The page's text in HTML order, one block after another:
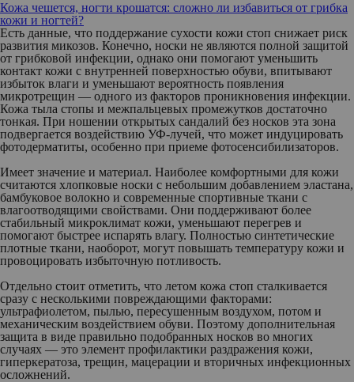
Кожа чешется, ногти крошатся: сложно ли избавиться от грибка
кожи и ногтей?
Есть данные, что поддержание сухости кожи стоп снижает риск
развития микозов. Конечно, носки не являются полной защитой
от грибковой инфекции, однако они помогают уменьшить
контакт кожи с внутренней поверхностью обуви, впитывают
избыток влаги и уменьшают вероятность появления
микротрещин — одного из факторов проникновения инфекции.
Кожа тыла стопы и межпальцевых промежутков достаточно
тонкая. При ношении открытых сандалий без носков эта зона
подвергается воздействию УФ-лучей, что может индуцировать
фотодерматиты, особенно при приеме фотосенсибилизаторов.
Имеет значение и материал. Наиболее комфортными для кожи
считаются хлопковые носки с небольшим добавлением эластана,
бамбуковое волокно и современные спортивные ткани с
влагоотводящими свойствами. Они поддерживают более
стабильный микроклимат кожи, уменьшают перегрев и
помогают быстрее испарять влагу. Полностью синтетические
плотные ткани, наоборот, могут повышать температуру кожи и
провоцировать избыточную потливость.
Отдельно стоит отметить, что летом кожа стоп сталкивается
сразу с несколькими повреждающими факторами:
ультрафиолетом, пылью, пересушенным воздухом, потом и
механическим воздействием обуви. Поэтому дополнительная
защита в виде правильно подобранных носков во многих
случаях — это элемент профилактики раздражения кожи,
гиперкератоза, трещин, мацерации и вторичных инфекционных
осложнений.